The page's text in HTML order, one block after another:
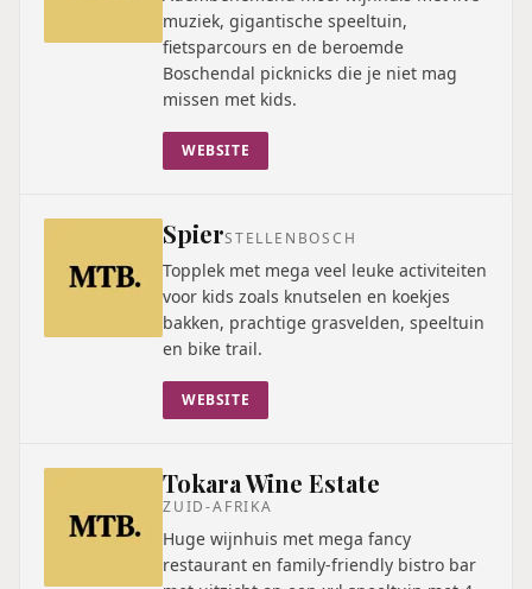
muziek, gigantische speeltuin,
fietsparcours en de beroemde
Boschendal picknicks die je niet mag
missen met kids.
WEBSITE
SpierSTELLENBOSCH
Topplek met mega veel leuke activiteiten
voor kids zoals knutselen en koekjes
bakken, prachtige grasvelden, speeltuin
en bike trail.
WEBSITE
Tokara Wine Estate
ZUID-AFRIKA
Huge wijnhuis met mega fancy
restaurant en family-friendly bistro bar